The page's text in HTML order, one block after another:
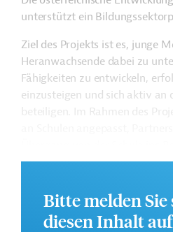
unterstützt ein
Ziel des Projekts ist es, junge
Heranwachsende dabei zu
Fähigkeiten zu entwickeln,
einzusteigen und sich aktiv an
beteiligen.
Im Rahmen des
sowie die IKT-Kompetenzen
Die Durchführung des Projekts
geplant.
Bitte melden Sie
diesen Inhalt